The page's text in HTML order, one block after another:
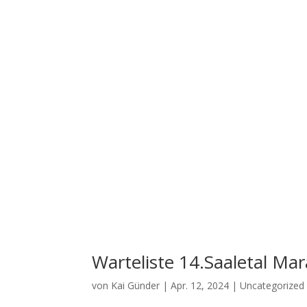
Warteliste 14.Saaletal
von Kai Günder |Apr. 12, 2024 |Uncategorized